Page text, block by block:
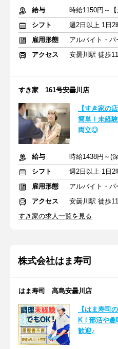
給与
シフト
週2日以上 1日2
雇用形態
アルバイト・パ
アクセス
安曇川駅 徒歩
すき家 161号安曇川店
【すき家の
簡単！未経
両立◎
給与
シフト
週2日以上 1日2
雇用形態
アルバイト・パ
アクセス
安曇川駅 徒歩
すき家の求人一覧を見る
株式会社はま寿司
はま寿司 高島安曇川店
【はま寿司
K！部活や
歓迎♪